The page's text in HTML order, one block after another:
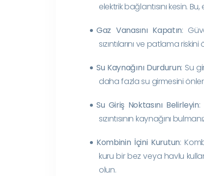
elektrik bağlantısını kesin.
Gaz Vanasını Kapatın:
sızıntılarını ve patlama riskini
Su Kaynağını Durdurun: Su
daha fazla su girmesini
Su Giriş Noktasını Belirleyin:
sızıntısının kaynağını
Kombinin İçini Kurutun:
kuru bir bez veya havlu
olun.